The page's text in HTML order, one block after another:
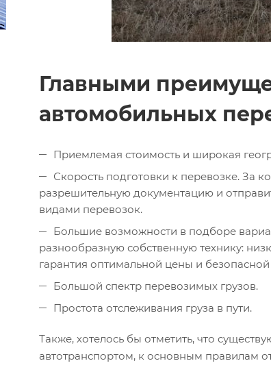
Главными
автомобильных
Приемлемая стоимость и широкая
Скорость подготовки к перевозке. За
разрешительную документацию и
видами перевозок.
Большие возможности в подборе
разнообразную собственную технику:
гарантия оптимальной цены и безопасной
Большой спектр перевозимых грузов.
Простота отслеживания груза в пути.
Также, хотелось бы отметить, что
автотранспортом, к основным правилам